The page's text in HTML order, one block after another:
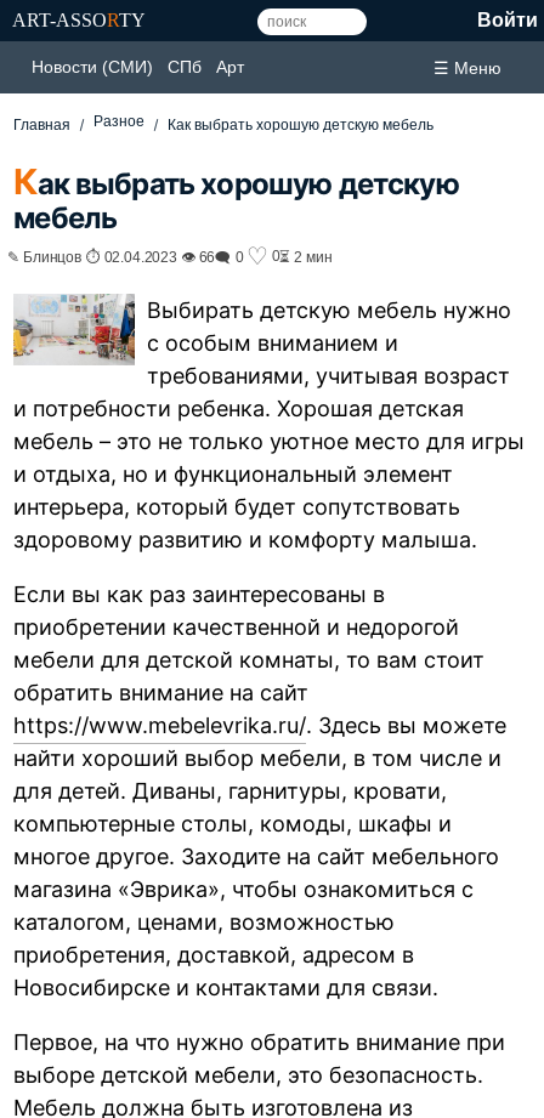
ART-ASSORTY Войти
Новости (СМИ) СПб Арт ☰ Меню
Главная Разное Как выбрать хорошую детскую мебель
Как выбрать хорошую детскую
мебель
✎ Блинцов ⏱ 02.04.2023 👁 66🗨 0 ♡ 0⏳ 2 мин
Выбирать детскую мебель нужно
с особым вниманием и
требованиями, учитывая возраст
и потребности ребенка. Хорошая детская
мебель – это не только уютное место для игры
и отдыха, но и функциональный элемент
интерьера, который будет сопутствовать
здоровому развитию и комфорту малыша.
Если вы как раз заинтересованы в
приобретении качественной и недорогой
мебели для детской комнаты, то вам стоит
обратить внимание на сайт
https://www.mebelevrika.ru/. Здесь вы можете
найти хороший выбор мебели, в том числе и
для детей. Диваны, гарнитуры, кровати,
компьютерные столы, комоды, шкафы и
многое другое. Заходите на сайт мебельного
магазина «Эврика», чтобы ознакомиться с
каталогом, ценами, возможностью
приобретения, доставкой, адресом в
Новосибирске и контактами для связи.
Первое, на что нужно обратить внимание при
выборе детской мебели, это безопасность.
Мебель должна быть изготовлена из